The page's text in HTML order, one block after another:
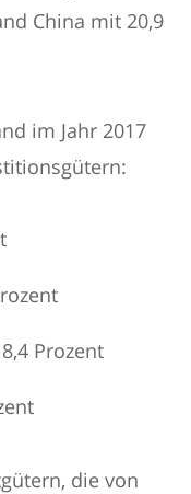
China mit 20,9
im Jahr 2017
Prozent
die von